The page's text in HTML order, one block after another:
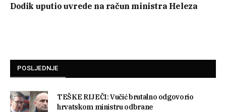
Dodik uputio uvrede na račun ministra Heleza
POSLJEDNJE
TEŠKE RIJEČI: Vučić brutalno odgovorio
hrvatskom ministru odbrane